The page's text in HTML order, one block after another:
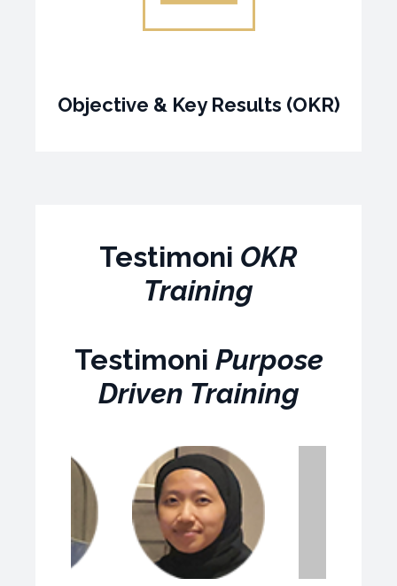
Objective & Key Results (OKR)
Testimoni OKR
Training
Testimoni Purpose
Driven Training